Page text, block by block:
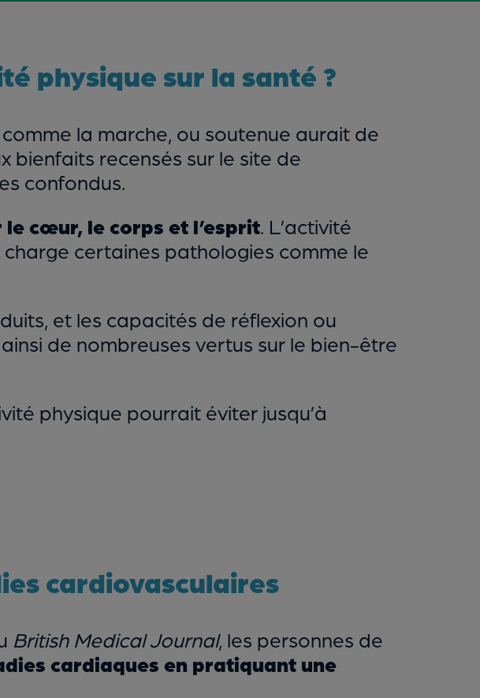
physique sur la santé ?
la marche, ou soutenue aurait de
bienfaits recensés sur le site de
confondus.
cœur, le corps et l’esprit. L’activité
certaines pathologies comme le
et les capacités de réflexion ou
de nombreuses vertus sur le bien-être
physique pourrait éviter jusqu’à
cardiovasculaires
British Medical Journal, les personnes de
cardiaques en pratiquant une